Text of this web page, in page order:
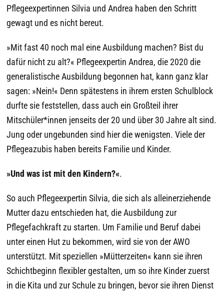
Pflegeexpertinnen Silvia und Andrea haben den Schritt
gewagt und es nicht bereut.
»Mit fast 40 noch mal eine Ausbildung machen? Bist du
dafür nicht zu alt?« Pflegeexpertin Andrea, die 2020 die
generalistische Ausbildung begonnen hat, kann ganz klar
sagen: »Nein!« Denn spätestens in ihrem ersten Schulblock
durfte sie feststellen, dass auch ein Großteil ihrer
Mitschüler*innen jenseits der 20 und über 30 Jahre alt sind.
Jung oder ungebunden sind hier die wenigsten. Viele der
Pflegeazubis haben bereits Familie und Kinder.
»Und was ist mit den Kindern?«.
So auch Pflegeexpertin Silvia, die sich als alleinerziehende
Mutter dazu entschieden hat, die Ausbildung zur
Pflegefachkraft zu starten. Um Familie und Beruf dabei
unter einen Hut zu bekommen, wird sie von der AWO
unterstützt. Mit speziellen »Mütterzeiten« kann sie ihren
Schichtbeginn flexibler gestalten, um so ihre Kinder zuerst
in die Kita und zur Schule zu bringen, bevor sie ihren Dienst